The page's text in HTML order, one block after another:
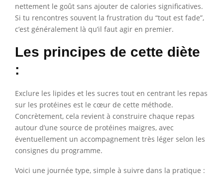
nettement le goût sans ajouter de calories significatives.
Si tu rencontres souvent la frustration du “tout est fade”,
c’est généralement là qu’il faut agir en premier.
Les principes de cette diète
:
Exclure les lipides et les sucres tout en centrant les repas
sur les protéines est le cœur de cette méthode.
Concrètement, cela revient à construire chaque repas
autour d’une source de protéines maigres, avec
éventuellement un accompagnement très léger selon les
consignes du programme.
Voici une journée type, simple à suivre dans la pratique :